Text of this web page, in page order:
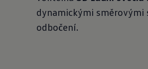
dynamickými směrovými
odbočení.